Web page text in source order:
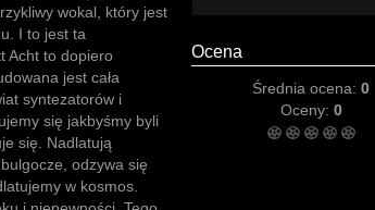
wokal, który jest
I to jest ta
Acht to dopiero
jest cała
syntezatorów i
się jakbyśmy byli
się. Nadlatują
odzywa się
w kosmos.
Ocena
Średnia ocena: 0
Oceny: 0